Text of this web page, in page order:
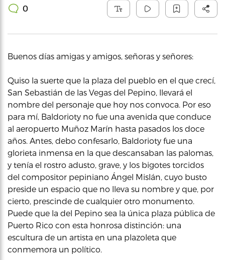
0
Buenos días amigas y amigos, señoras y señores:
Quiso la suerte que la plaza del pueblo en el que crecí,
San Sebastián de las Vegas del Pepino, llevará el
nombre del personaje que hoy nos convoca. Por eso
para mí, Baldorioty no fue una avenida que conduce
al aeropuerto Muñoz Marín hasta pasados los doce
años. Antes, debo confesarlo, Baldorioty fue una
glorieta inmensa en la que descansaban las palomas,
y tenía el rostro adusto, grave, y los bigotes torcidos
del compositor pepiniano Ángel Mislán, cuyo busto
preside un espacio que no lleva su nombre y que, por
cierto, prescinde de cualquier otro monumento.
Puede que la del Pepino sea la única plaza pública de
Puerto Rico con esta honrosa distinción: una
escultura de un artista en una plazoleta que
conmemora un político.